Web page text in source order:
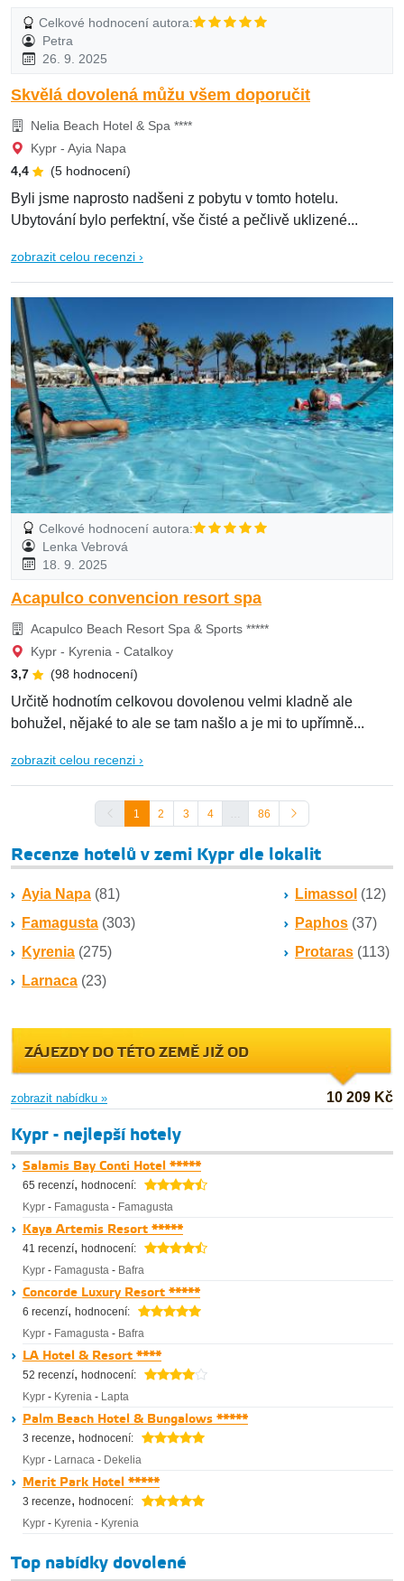
Celkové hodnocení autora:
Petra
26. 9. 2025
Skvělá dovolená můžu všem doporučit
Nelia Beach Hotel & Spa ****
Kypr - Ayia Napa
4,4
(5 hodnocení)
Byli jsme naprosto nadšeni z pobytu v tomto hotelu.
Ubytování bylo perfektní, vše čisté a pečlivě uklizené...
zobrazit celou recenzi ›
Celkové hodnocení autora:
Lenka Vebrová
18. 9. 2025
Acapulco convencion resort spa
Acapulco Beach Resort Spa & Sports *****
Kypr - Kyrenia - Catalkoy
3,7
(98 hodnocení)
Určitě hodnotím celkovou dovolenou velmi kladně ale
bohužel, nějaké to ale se tam našlo a je mi to upřímně...
zobrazit celou recenzi ›
1 2 3 4 86
Recenze hotelů v zemi Kypr dle lokalit
Ayia Napa (81)
Famagusta (303)
Kyrenia (275)
Larnaca (23)
Limassol (12)
Paphos (37)
Protaras (113)
ZÁJEZDY DO TÉTO ZEMĚ JIŽ OD
zobrazit nabídku » 10 209 Kč
Kypr - nejlepší hotely
Salamis Bay Conti Hotel *****
65 recenzí, hodnocení:
Kypr - Famagusta - Famagusta
Kaya Artemis Resort *****
41 recenzí, hodnocení:
Kypr - Famagusta - Bafra
Concorde Luxury Resort *****
6 recenzí, hodnocení:
Kypr - Famagusta - Bafra
LA Hotel & Resort ****
52 recenzí, hodnocení:
Kypr - Kyrenia - Lapta
Palm Beach Hotel & Bungalows *****
3 recenze, hodnocení:
Kypr - Larnaca - Dekelia
Merit Park Hotel *****
3 recenze, hodnocení:
Kypr - Kyrenia - Kyrenia
Top nabídky dovolené